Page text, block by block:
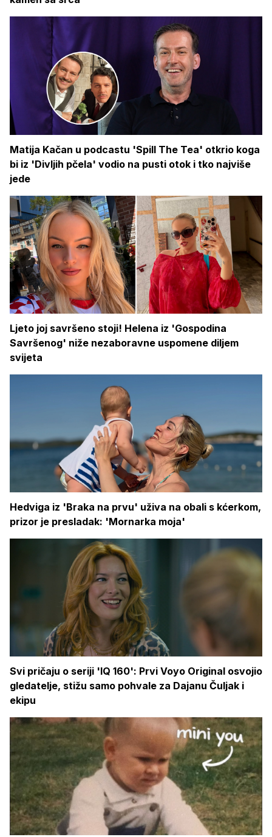
Matija Kačan u podcastu 'Spill The Tea' otkrio koga
bi iz 'Divljih pčela' vodio na pusti otok i tko najviše
jede
Ljeto joj savršeno stoji! Helena iz 'Gospodina
Savršenog' niže nezaboravne uspomene diljem
svijeta
Hedviga iz 'Braka na prvu' uživa na obali s kćerkom,
prizor je presladak: 'Mornarka moja'
Svi pričaju o seriji 'IQ 160': Prvi Voyo Original osvojio
gledatelje, stižu samo pohvale za Dajanu Čuljak i
ekipu